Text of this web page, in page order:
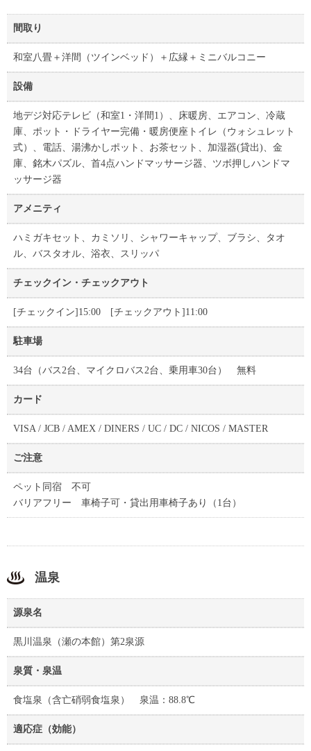
間取り
和室八畳＋洋間（ツインベッド）＋広縁＋ミニバルコニー
設備
地デジ対応テレビ（和室1・洋間1）、床暖房、エアコン、冷蔵
庫、ポット・ドライヤー完備・暖房便座トイレ（ウォシュレット
式）、電話、湯沸かしポット、お茶セット、加湿器(貸出)、金
庫、銘木パズル、首4点ハンドマッサージ器、ツボ押しハンドマ
ッサージ器
アメニティ
ハミガキセット、カミソリ、シャワーキャップ、ブラシ、タオ
ル、バスタオル、浴衣、スリッパ
チェックイン・チェックアウト
[チェックイン]15:00 [チェックアウト]11:00
駐車場
34台（バス2台、マイクロバス2台、乗用車30台） 無料
カード
VISA / JCB / AMEX / DINERS / UC / DC / NICOS / MASTER
ご注意
ペット同宿 不可
バリアフリー 車椅子可・貸出用車椅子あり（1台）
温泉
源泉名
黒川温泉（瀬の本館）第2泉源
泉質・泉温
食塩泉（含亡硝弱食塩泉） 泉温：88.8℃
適応症（効能）